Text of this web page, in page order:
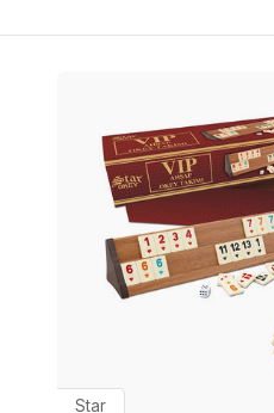
Star